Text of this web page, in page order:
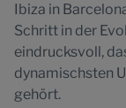
Ibiza in
Schritt in der
eindrucksvoll,
dynamischsten
gehört.